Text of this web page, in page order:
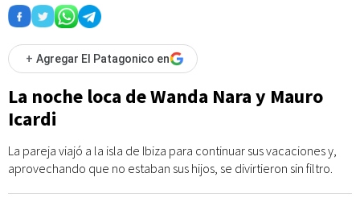
+ Agregar El Patagonico en
La noche loca de Wanda Nara y Mauro
Icardi
La pareja viajó a la isla de Ibiza para continuar sus vacaciones y,
aprovechando que no estaban sus hijos, se divirtieron sin filtro.